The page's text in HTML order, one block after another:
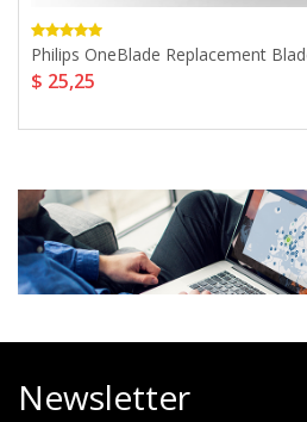
Philips OneBlade Replacement
$ 25,25
Newsletter